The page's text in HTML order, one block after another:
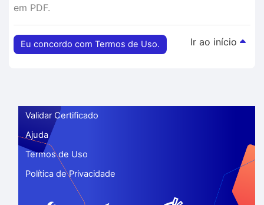
em PDF.
Eu concordo com Termos de Uso. Ir ao início
Validar Certificado
Ajuda
Termos de Uso
Política de Privacidade